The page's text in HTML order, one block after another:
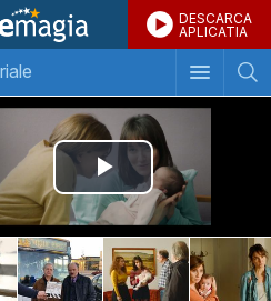
DESCARCA
APLICATIA